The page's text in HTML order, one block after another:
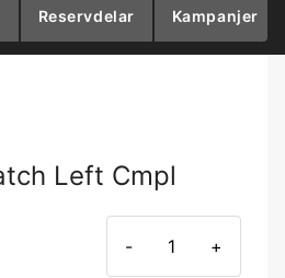
Norge
Reservdelar Kampanjer
Left Cmpl
- +